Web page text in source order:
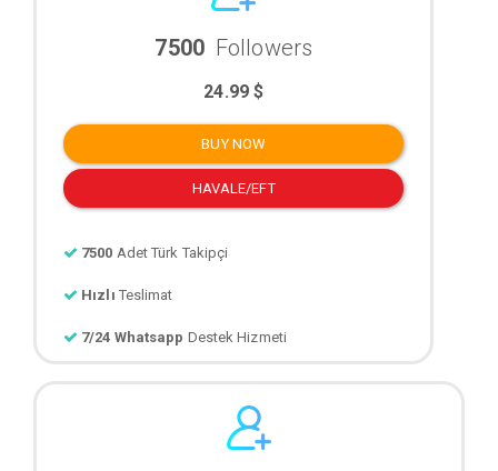
7500 Followers
24.99 $
BUY NOW
HAVALE/EFT
7500 Adet Türk Takipçi
Hızlı Teslimat
7/24 Whatsapp Destek Hizmeti